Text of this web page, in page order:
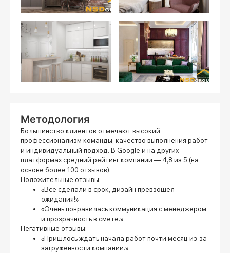
Методология
Большинство клиентов отмечают высокий
профессионализм команды, качество выполнения работ
и индивидуальный подход. В Google и на других
платформах средний рейтинг компании — 4,8 из 5 (на
основе более 100 отзывов).
Положительные отзывы:
«Всё сделали в срок, дизайн превзошёл
ожидания!»
«Очень понравилась коммуникация с менеджером
и прозрачность в смете.»
Негативные отзывы:
«Пришлось ждать начала работ почти месяц из-за
загруженности компании.»